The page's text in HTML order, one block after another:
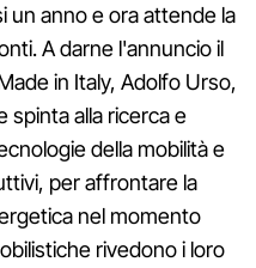
un anno e ora attende la
A darne l'annuncio il
in Italy, Adolfo Urso,
spinta alla ricerca e
della mobilità e
per affrontare la
nel momento
rivedono i loro